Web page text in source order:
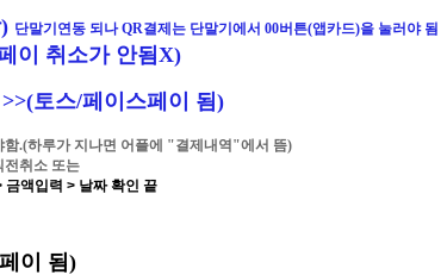
단말기연동 되나 QR결제는 단말기에서 00버튼(앱카드)을 눌러야 됨
이 취소가 안됨X)
(토스/페이스페이 됨)
.(하루가 지나면 어플에 "결제내역"에서 뜸)
전취소 또는
금액입력 > 날짜 확인 끝
이 됨)